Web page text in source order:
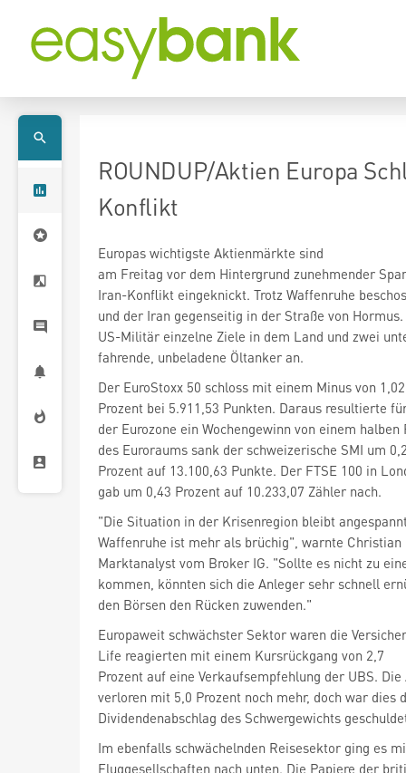
ROUNDUP/Aktien Europa
Konflikt
Europas wichtigste Aktienmärkte sind
am Freitag vor dem Hintergrund zunehmender
Iran-Konflikt eingeknickt. Trotz Waffenruhe
und der Iran gegenseitig in der Straße von
US-Militär einzelne Ziele in dem Land und zwei
fahrende, unbeladene Öltanker an.
Der EuroStoxx 50 schloss mit einem Minus von 1,02
Prozent bei 5.911,53 Punkten. Daraus resultierte
der Eurozone ein Wochengewinn von einem halben
des Euroraums sank der schweizerische SMI um
Prozent auf 13.100,63 Punkte. Der FTSE 100 in
gab um 0,43 Prozent auf 10.233,07 Zähler nach.
"Die Situation in der Krisenregion bleibt
Waffenruhe ist mehr als brüchig", warnte Christian
Marktanalyst vom Broker IG. "Sollte es nicht zu
kommen, könnten sich die Anleger sehr schnell
den Börsen den Rücken zuwenden."
Europaweit schwächster Sektor waren die
Life reagierten mit einem Kursrückgang von 2,7
Prozent auf eine Verkaufsempfehlung der UBS.
verloren mit 5,0 Prozent noch mehr, doch war dies
Dividendenabschlag des Schwergewichts
Im ebenfalls schwächelnden Reisesektor ging es